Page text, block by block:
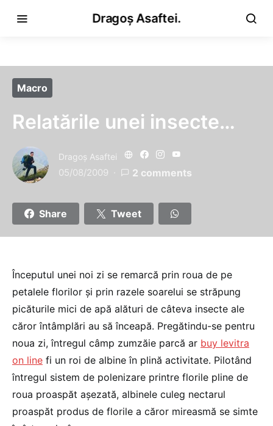
Dragoș Asaftei.
Macro
Relatările unei insecte…
Dragoş Asaftei
05/08/2009 2 comments
Share Tweet
Începutul unei noi zi se remarcă prin roua de pe
petalele florilor şi prin razele soarelui se străpung
picăturile mici de apă alături de câteva insecte ale
căror întâmplări au să înceapă. Pregătindu-se pentru
noua zi, întregul câmp zumzăie parcă ar buy levitra
on line fi un roi de albine în plină activitate. Pilotând
întregul sistem de polenizare printre florile pline de
roua proaspăt aşezată, albinele culeg nectarul
proaspăt produs de florile a căror mireasmă se simte